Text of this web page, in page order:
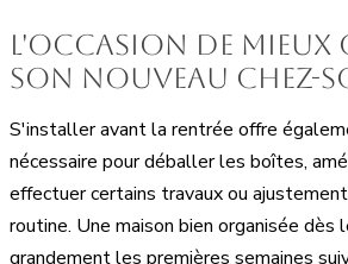
L'occasion de
son nouveau chez-
S'installer avant la rentrée offre
nécessaire pour déballer les boîtes,
effectuer certains travaux ou
routine. Une maison bien organisée dès
grandement les premières semaines